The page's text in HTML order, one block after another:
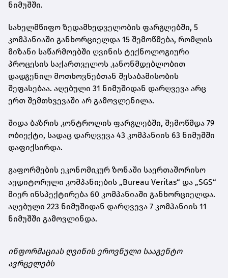
ნიმუშში.
სახელმწიფო ზედამხედველობის ფარგლებში, 5
კომპანიაში განხორციელდა 15 შემოწმება, რომლის
მიზანი საწარმოებში ღვინის ტექნოლოგიური
პროცესის საქართველოს კანონმდებლობით
დადგენილ მოთხოვნებთან შესაბამისობის
შეფასებაა. აღებული 31 ნიმუშიდან დარღვევა არც
ერთ შემთხვევაში არ გამოვლენილა.
შიდა ბაზრის კონტროლის ფარგლებში, შემოწმდა 79
ობიექტი, სადაც დარღვევა 43 კომპანიის 63 ნიმუშში
დაფიქსირდა.
გაფორმების ეკონომიკურ ზონაში საერთაშორისო
აუდიტორული კომპანიების „Bureau Veritas“ და „SGS“
მიერ ინსპექტირება 60 კომპანიაში განხორციელდა.
აღებული 223 ნიმუშიდან დარღვევა 7 კომპანიის 11
ნიმუშში გამოვლინდა.
ინფორმაციას ღვინის ეროვნული სააგენტო
ავრცელებს